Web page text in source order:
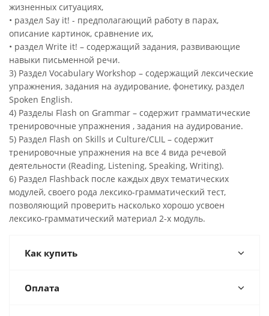
жизненных ситуациях,
• раздел Say it! - предполагающий работу в парах,
описание картинок, сравнение их,
• раздел Write it! – содержащий задания, развивающие
навыки письменной речи.
3) Раздел Vocabulary Workshop – содержащий лексические
упражнения, задания на аудирование, фонетику, раздел
Spoken English.
4) Разделы Flash on Grammar – содержит грамматические
тренировочные упражнения , задания на аудирование.
5) Раздел Flash on Skills и Culture/CLIL – содержит
тренировочные упражнения на все 4 вида речевой
деятельности (Reading, Listening, Speaking, Writing).
6) Раздел Flashback после каждых двух тематических
модулей, своего рода лексико-грамматический тест,
позволяющий проверить насколько хорошо усвоен
лексико-грамматический материал 2-х модуль.
Как купить
Оплата